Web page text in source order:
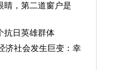
睛，第二道窗户是
日英雄群体
济社会发生巨变：幸